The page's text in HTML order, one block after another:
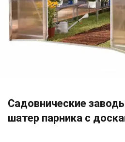
Садовнические
шатер парника с